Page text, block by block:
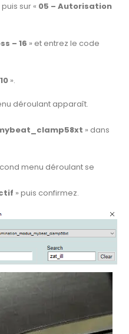
puis sur « 05 – Autorisation
– 16 » et entrez le code
».
déroulant apparaît.
» dans
menu déroulant se
» puis confirmez.